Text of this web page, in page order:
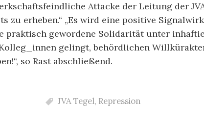
Attacke der Leitung der
zu erheben.“ „Es wird eine positive
praktisch gewordene Solidarität unter
gelingt, behördlichen
so Rast abschließend.
JVA Tegel, Repression